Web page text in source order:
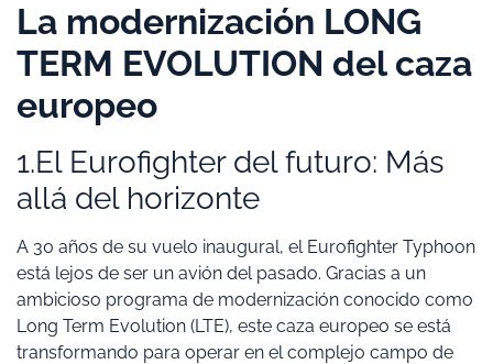
La modernización LONG
TERM EVOLUTION del caza
europeo
1.El Eurofighter del futuro: Más
allá del horizonte
A 30 años de su vuelo inaugural, el Eurofighter Typhoon
está lejos de ser un avión del pasado. Gracias a un
ambicioso programa de modernización conocido como
Long Term Evolution (LTE), este caza europeo se está
transformando para operar en el complejo campo de